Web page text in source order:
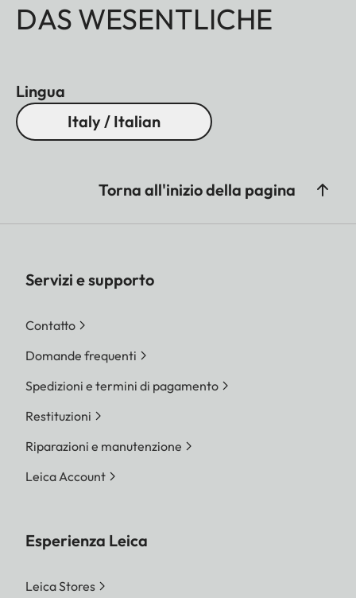
DAS WESENTLICHE
Lingua
Italy / Italian
Torna all'inizio della pagina
Servizi e supporto
Contatto
Domande frequenti
Spedizioni e termini di pagamento
Restituzioni
Riparazioni e manutenzione
Leica Account
Esperienza Leica
Leica Stores